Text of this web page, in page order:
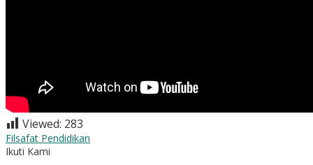
Viewed: 283
Filsafat Pendidikan
Ikuti Kami